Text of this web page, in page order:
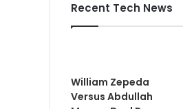
Recent Tech News
William Zepeda
Versus Abdullah